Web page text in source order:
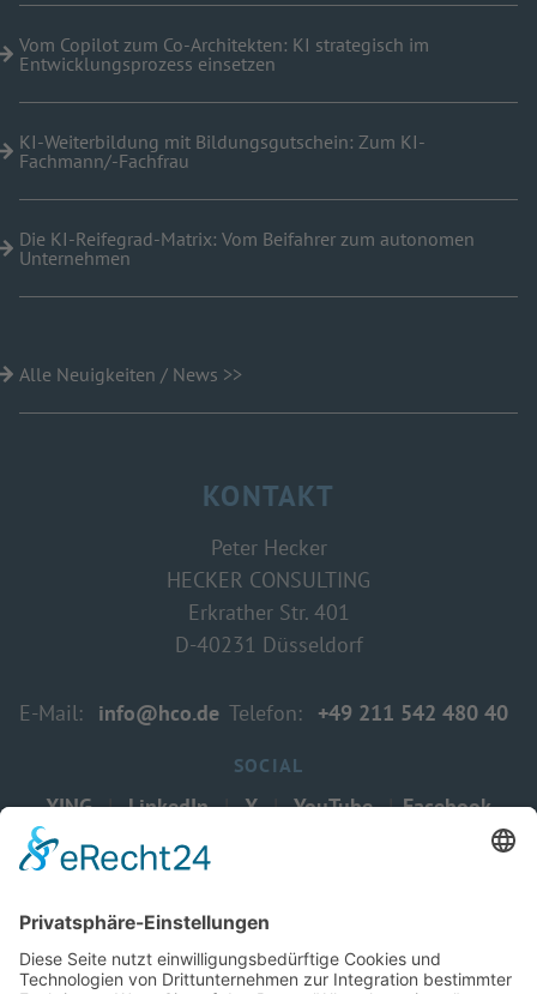
Vom Copilot zum Co-Architekten: KI strategisch im
Entwicklungsprozess einsetzen
KI-Weiterbildung mit Bildungsgutschein: Zum KI-
Fachmann/-Fachfrau
Die KI-Reifegrad-Matrix: Vom Beifahrer zum autonomen
Unternehmen
Alle Neuigkeiten / News >>
KONTAKT
Peter Hecker
HECKER CONSULTING
Erkrather Str. 401
D-40231 Düsseldorf
E-Mail: info@hco.de Telefon: +49 211 542 480 40
SOCIAL
XING | LinkedIn | X | YouTube | Facebook
produced by www.martinsfeld.de